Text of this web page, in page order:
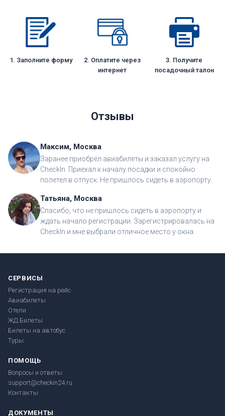
1. Заполните форму
2. Оплатите через
интернет
3. Получите
посадочный талон
Отзывы
Максим, Москва
Заранее приобрёл авиабилеты и заказал услугу на
CheckIn. Приехал к началу посадки и спокойно
полетел в отпуск. Не пришлось сидеть в аэропорту.
Татьяна, Москва
Спасибо, что не пришлось сидеть в аэропорту и
ждать начало регистрации. Зарегистрировалась на
CheckIn и мне выбрали отличное место у окна.
СЕРВИСЫ
Регистрация на рейс
Авиабилеты
Отели
ЖД Билеты
Билеты на автобус
Туры
ПОМОЩЬ
Вопросы и ответы
support@checkin24.ru
Контакты
ДОКУМЕНТЫ